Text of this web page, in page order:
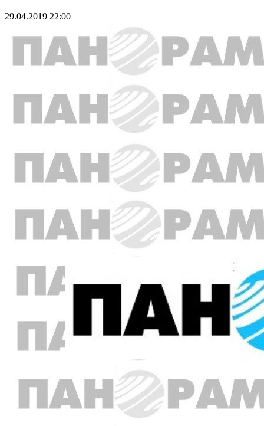
29.04.2019 22:00